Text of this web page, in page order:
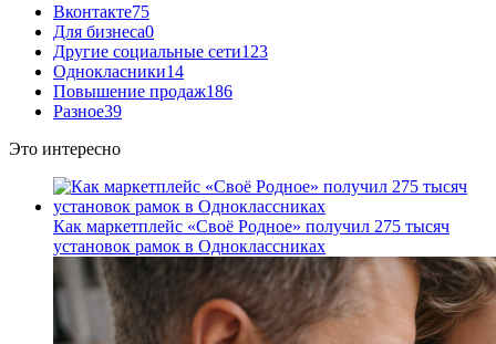
Вконтакте75
Для бизнеса0
Другие социальные сети123
Однокласники14
Повышение продаж186
Разное39
Это интересно
Как маркетплейс «Своё Родное» получил 275 тысяч
установок рамок в Одноклассниках